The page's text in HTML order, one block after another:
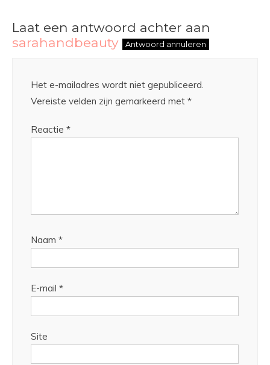
Laat een antwoord achter aan
sarahandbeauty
Antwoord annuleren
Het e-mailadres wordt niet gepubliceerd.
Vereiste velden zijn gemarkeerd met *
Reactie *
Naam *
E-mail *
Site